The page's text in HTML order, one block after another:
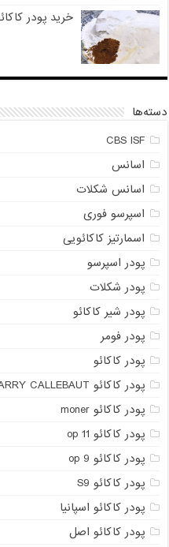
خرید پودر
دسته‌ها
CBS ISF
اسانس
اسانس شکلات
اسپرسو فوری
اسمارتیز کاکائویی
پودر اسپرسو
پودر شکلات
پودر شیر کاکائو
پودر فومر
پودر کاکائو
پودر کاکائو BARRY CALLEBAUT
پودر کاکائو moner
پودر کاکائو op 11
پودر کاکائو op 9
پودر کاکائو S9
پودر کاکائو اسپانیا
پودر کاکائو اصل